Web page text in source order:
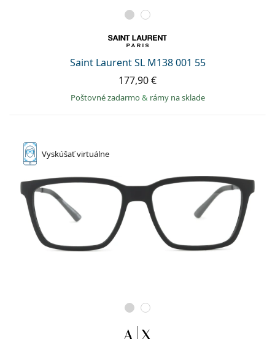
Saint Laurent SL M138 001 55
177,90 €
Poštovné zadarmo& rámy na sklade
Vyskúšaťvirtuálne